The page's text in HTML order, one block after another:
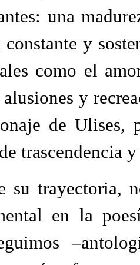
una
y
como el
y
de Ulises,
trascendencia
su trayectoria,
en la